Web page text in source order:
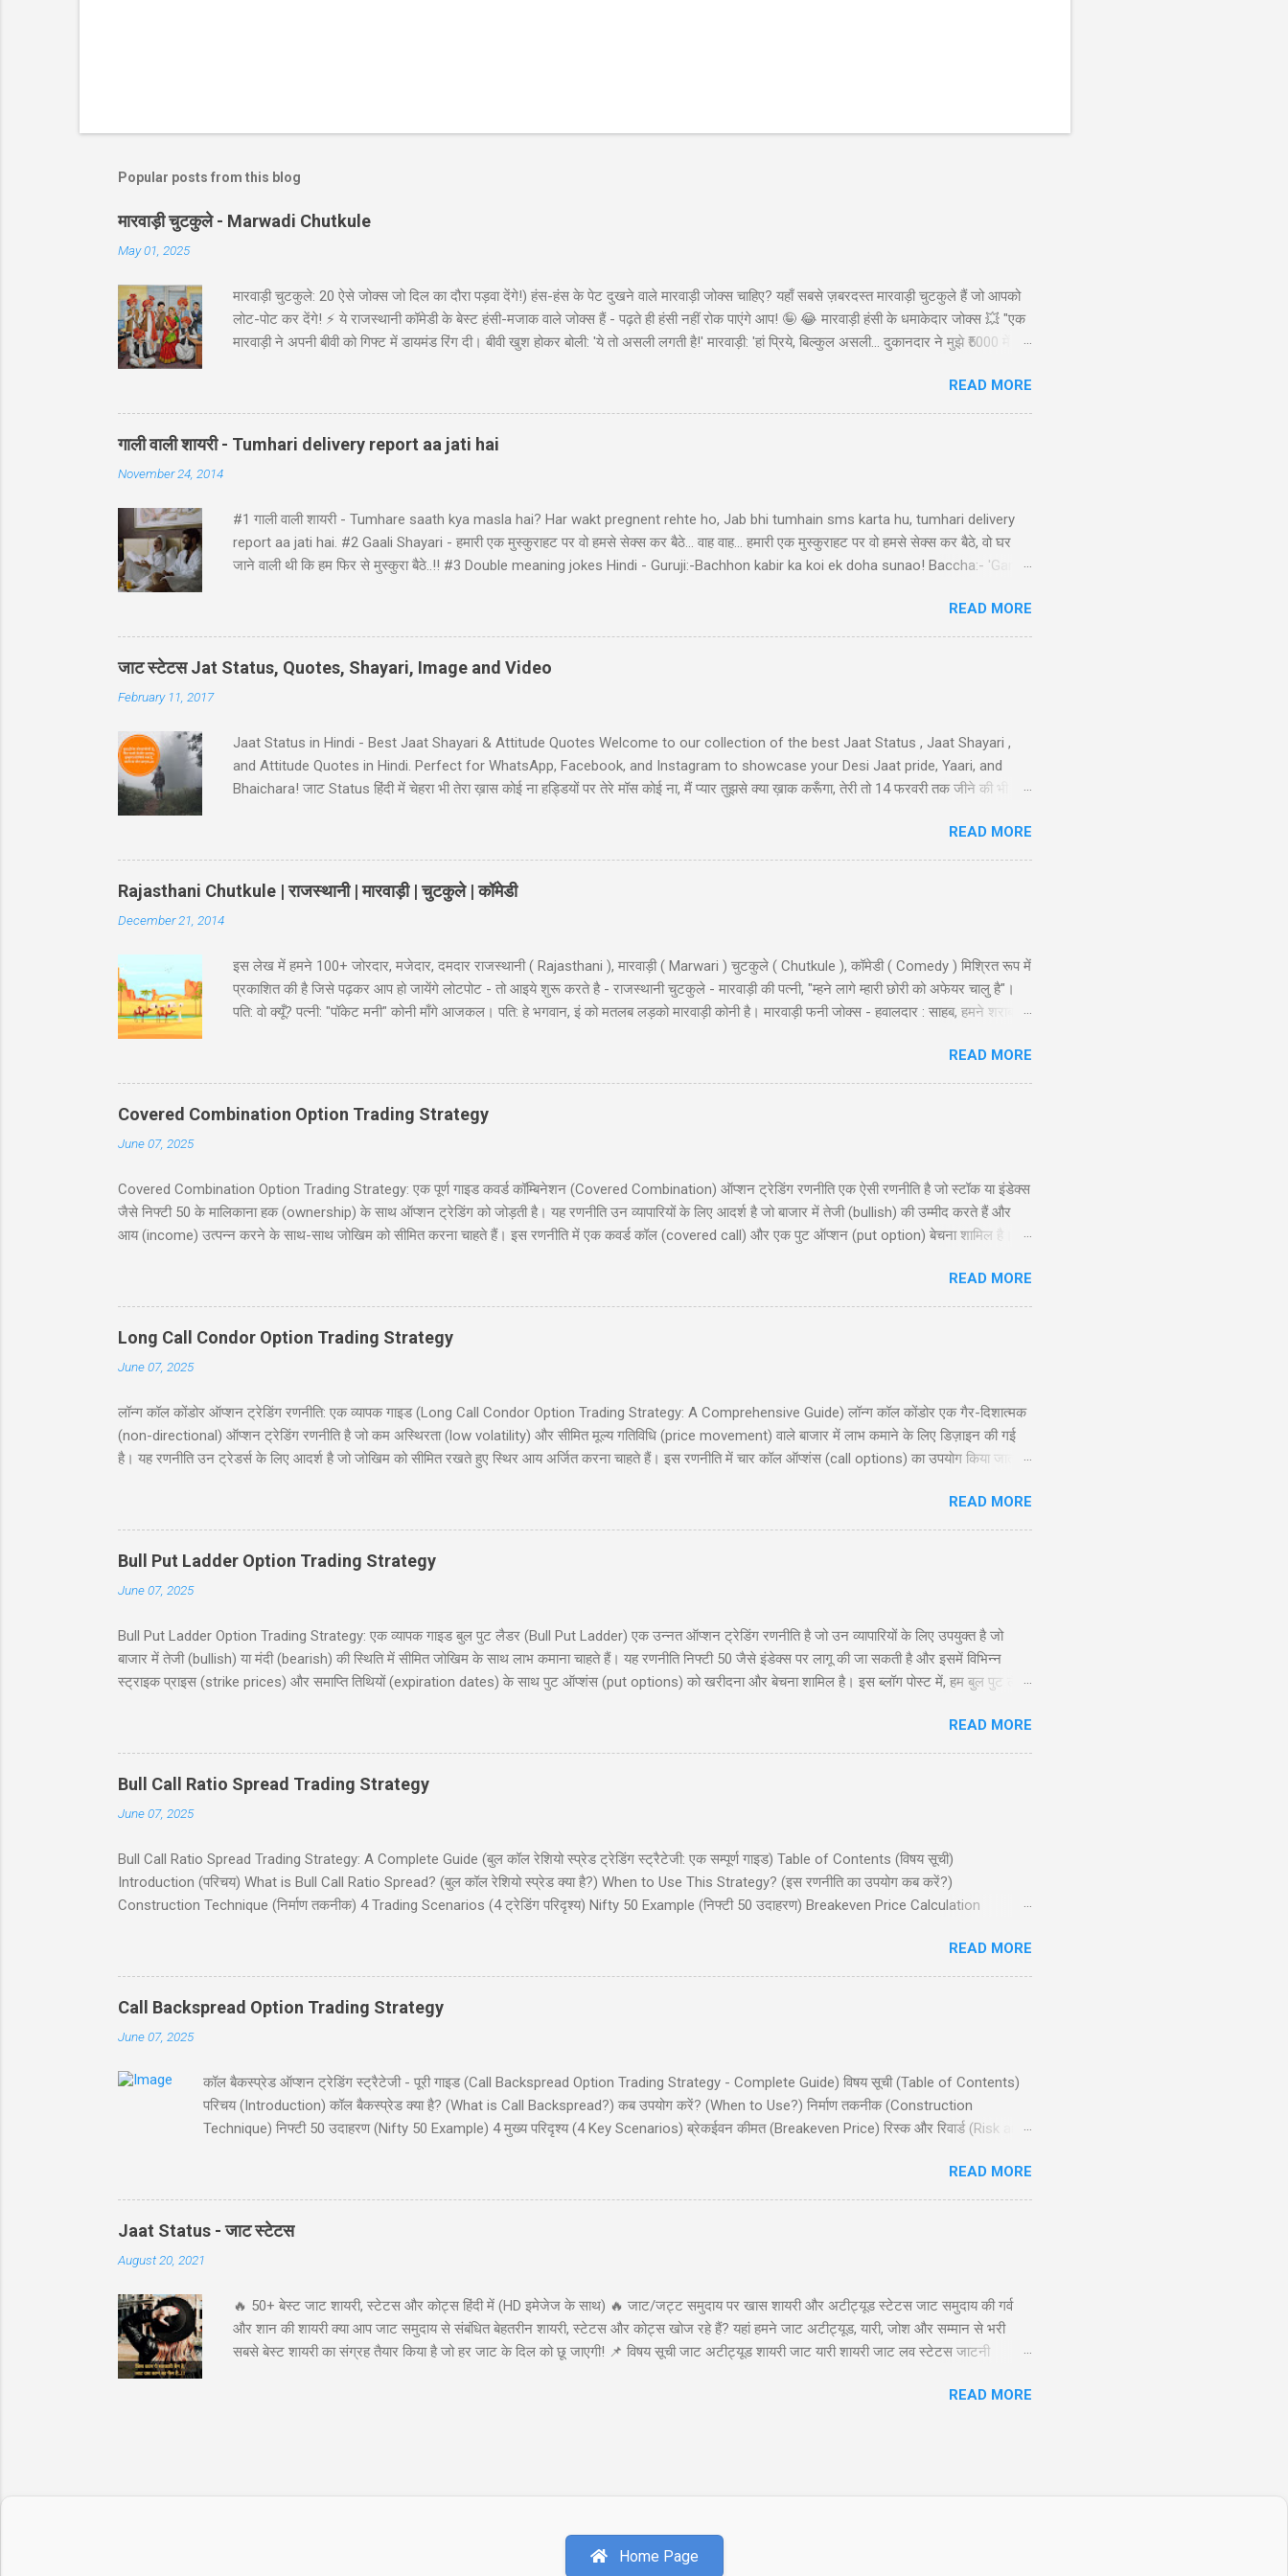
Popular posts from this blog
मारवाड़ी चुटकुले - Marwadi Chutkule
May 01, 2025
मारवाड़ी चुटकुले: 20 ऐसे जोक्स जो दिल का दौरा पड़वा देंगे!) हंस-हंस के पेट दुखने वाले मारवाड़ी जोक्स चाहिए? यहाँ सबसे ज़बरदस्त मारवाड़ी चुटकुले हैं जो आपको
लोट-पोट कर देंगे! ⚡ ये राजस्थानी कॉमेडी के बेस्ट हंसी-मजाक वाले जोक्स हैं - पढ़ते ही हंसी नहीं रोक पाएंगे आप! 🤪 😂 मारवाड़ी हंसी के धमाकेदार जोक्स 💥 "एक
मारवाड़ी ने अपनी बीवी को गिफ्ट में डायमंड रिंग दी। बीवी खुश होकर बोली: 'ये तो असली लगती है!' मारवाड़ी: 'हां प्रिये, बिल्कुल असली... दुकानदार ने मुझे ₹5000 में
गाड़ी ₹5,000 में बेच दी! पापा: पर वो तो ₹50,000 की थी! बेटा: हां पापा, इसीलिए तो ₹10,000 कमाए... ₹45,000 तो मैंने अपने पास रख लिए! 😜" Copy "मारवाड़ी पति ने
पत्नी को ₹5000 दिए और कहा: 'प्रिये, इन पैसों से खुद के लिए कुछ खरीद...
READ MORE
गाली वाली शायरी - Tumhari delivery report aa jati hai
November 24, 2014
#1 गाली वाली शायरी - Tumhare saath kya masla hai? Har wakt pregnent rehte ho, Jab bhi tumhain sms karta hu, tumhari delivery
report aa jati hai. #2 Gaali Shayari - हमारी एक मुस्कुराहट पर वो हमसे सेक्स कर बैठे... वाह वाह... हमारी एक मुस्कुराहट पर वो हमसे सेक्स कर बैठे, वो घर
जाने वाली थी कि हम फिर से मुस्कुरा बैठे..!! #3 Double meaning jokes Hindi - Guruji:-Bachhon kabir ka koi ek doha sunao! Baccha:- 'Ganga
Hindi - Divorse ke baad husband: "bacha mera hai" Wife: wah ji wah! baratan mera,dudh mera thodasa nimbu kya nichod diya,
pura panir tera....chal nikal. #5 Gali Shayari - तुम आरजू तो करो मोहब्बत की, हम इतने भी गरीब नहीं कि... तुम आरजू तो करो मोहब्बत की, हम इतने भी गरीब
नहीं कि… कमरे का जुगाड़ भी ना कर सकें! #6 Gali wali shayari - Ishq k sahare jiya nahi karte, Gum k pyalo ko piya nahi ka...
READ MORE
जाट स्टेटस Jat Status, Quotes, Shayari, Image and Video
February 11, 2017
Jaat Status in Hindi - Best Jaat Shayari & Attitude Quotes Welcome to our collection of the best Jaat Status , Jaat Shayari ,
and Attitude Quotes in Hindi. Perfect for WhatsApp, Facebook, and Instagram to showcase your Desi Jaat pride, Yaari, and
Bhaichara! जाट Status हिंदी में चेहरा भी तेरा ख़ास कोई ना हड्डियों पर तेरे मॉस कोई ना, मैं प्यार तुझसे क्या ख़ाक करूँगा, तेरी तो 14 फरवरी तक जीने की भी
इतना किसी के बाप मेँ दम नही..!! 39-Jaat-Jat-Jatt !! Jaat Fan Status जिन कामा पै सरकारी बैन है, जाट उन कामा का फैन है..!! 40-Jaat-Jat-Jatt !!
Jaat Attitude Status अंदाज़ कुछ अलग सै हम जाटो...
READ MORE
Rajasthani Chutkule | राजस्थानी | मारवाड़ी | चुटकुले | कॉमेडी
December 21, 2014
इस लेख में हमने 100+ जोरदार, मजेदार, दमदार राजस्थानी ( Rajasthani ), मारवाड़ी ( Marwari ) चुटकुले ( Chutkule ), कॉमेडी ( Comedy ) मिश्रित रूप में
प्रकाशित की है जिसे पढ़कर आप हो जायेंगे लोटपोट - तो आइये शुरू करते है - राजस्थानी चुटकुले - मारवाड़ी की पत्नी, "म्हने लागे म्हारी छोरी को अफेयर चालु है"।
पति: वो क्यूँ? पत्नी: "पॉकेट मनी" कोनी माँगे आजकल। पति: हे भगवान, इं को मतलब लड़को मारवाड़ी कोनी है। मारवाड़ी फनी जोक्स - हवालदार : साहब, हमने शराब से
मारवाड़ी चुटकुले जोक्स - धणी- आज सजधज के कठे जा री से? लुगाई- आत्महत्या करणे जा री सुं धणी- तो इत्तो मेकअप क्यूँ करयो है लुगाई- काल अख़बार म्हें म्हारो
फोटू भी तो छपसी राजस्थानी कॉमेडी - स्कूल के निरीक्षण के लिए कुछ अधिकारी दिल्ली से गाँव की छोटी स्कूल में पहुंचे और निरिक्षण शुरू किया । निरीक्षक लड़कों से:
‘सावधान’। कोई हिला तक नहीं। निरीक्षक : ‘विश्राम’। सब वैस...
READ MORE
Covered Combination Option Trading Strategy
June 07, 2025
Covered Combination Option Trading Strategy: एक पूर्ण गाइड कवर्ड कॉम्बिनेशन (Covered Combination) ऑप्शन ट्रेडिंग रणनीति एक ऐसी रणनीति है जो स्टॉक या इंडेक्स
जैसे निफ्टी 50 के मालिकाना हक (ownership) के साथ ऑप्शन ट्रेडिंग को जोड़ती है। यह रणनीति उन व्यापारियों के लिए आदर्श है जो बाजार में तेजी (bullish) की उम्मीद करते हैं और
आय (income) उत्पन्न करने के साथ-साथ जोखिम को सीमित करना चाहते हैं। इस रणनीति में एक कवर्ड कॉल (covered call) और एक पुट ऑप्शन (put option) बेचना शामिल है।
सावधानियां शामिल हैं। यह पोस्ट नये और अनुभवी व्यापारियों के लिए उपयोगी होगी, जो सूचित निर्णय लेना चाहते हैं। हमारा उद्देश्य आपको इस रणनीति को समझने और इसे प्रभावी ढंग से लागू
करने में मदद करना है। सामग्री (Table of Contents) 1. परिचय (Introduction) 2. कवर्ड कॉम्बिनेशन क्या है? (What is Covered Combination?) ...
READ MORE
Long Call Condor Option Trading Strategy
June 07, 2025
लॉन्ग कॉल कोंडोर ऑप्शन ट्रेडिंग रणनीति: एक व्यापक गाइड (Long Call Condor Option Trading Strategy: A Comprehensive Guide) लॉन्ग कॉल कोंडोर एक गैर-दिशात्मक
(non-directional) ऑप्शन ट्रेडिंग रणनीति है जो कम अस्थिरता (low volatility) और सीमित मूल्य गतिविधि (price movement) वाले बाजार में लाभ कमाने के लिए डिज़ाइन की गई
है। यह रणनीति उन ट्रेडर्स के लिए आदर्श है जो जोखिम को सीमित रखते हुए स्थिर आय अर्जित करना चाहते हैं। इस रणनीति में चार कॉल ऑप्शंस (call options) का उपयोग किया जाता है,
देगी, जिसमें निफ्टी 50 इंडेक्स (Nifty 50 Index) का उदाहरण, रणनीति के चार परिदृश्य (scenarios), प्रवेश और निकास की योजना (entry and exit planning), जोखिम और लाभ
(risk and reward), और बहुत कुछ शामिल है। चाहे आप नौसिखिया हों या अनुभवी ट्रेडर, यह गाइड आपको इस रणनीति को समझने और लागू करने में मदद करेगी। ...
READ MORE
Bull Put Ladder Option Trading Strategy
June 07, 2025
Bull Put Ladder Option Trading Strategy: एक व्यापक गाइड बुल पुट लैडर (Bull Put Ladder) एक उन्नत ऑप्शन ट्रेडिंग रणनीति है जो उन व्यापारियों के लिए उपयुक्त है जो
बाजार में तेजी (bullish) या मंदी (bearish) की स्थिति में सीमित जोखिम के साथ लाभ कमाना चाहते हैं। यह रणनीति निफ्टी 50 जैसे इंडेक्स पर लागू की जा सकती है और इसमें विभिन्न
स्ट्राइक प्राइस (strike prices) और समाप्ति तिथियों (expiration dates) के साथ पुट ऑप्शंस (put options) को खरीदना और बेचना शामिल है। इस ब्लॉग पोस्ट में, हम बुल पुट लैडर
उपयोगी होगी, जो निफ्टी 50 इंडेक्स पर ट्रेडिंग में रुचि रखते हैं। हमारा उद्देश्य आपको इस रणनीति को समझने और लागू करने में मदद करना है ताकि आप सूचित निर्णय ले सकें। सामग्री
(Table of Contents) 1. परिचय (Introduction) 2. बुल पुट लैडर क्या है? (What is Bull Put Ladder?) 3. रणनीति का निर...
READ MORE
Bull Call Ratio Spread Trading Strategy
June 07, 2025
Bull Call Ratio Spread Trading Strategy: A Complete Guide (बुल कॉल रेशियो स्प्रेड ट्रेडिंग स्ट्रैटेजी: एक सम्पूर्ण गाइड) Table of Contents (विषय सूची)
Introduction (परिचय) What is Bull Call Ratio Spread? (बुल कॉल रेशियो स्प्रेड क्या है?) When to Use This Strategy? (इस रणनीति का उपयोग कब करें?)
Construction Technique (निर्माण तकनीक) 4 Trading Scenarios (4 ट्रेडिंग परिदृश्य) Nifty 50 Example (निफ्टी 50 उदाहरण) Breakeven Price Calculation
(निष्कर्ष) Disclaimer (अस्वीकरण) Introduction (परिचय) बुल कॉल रेशियो स्प्रेड (Bull Call Ratio Spread) एक उन्नत ऑप्शन ट्रेडिंग रणनीति है जो मध्यम बुलिश (bullish) मार्केट
व्यू (view) वाले ट्रेडर्स के लिए आदर्श है। यह रणनीति दो कॉल ऑप्शन खरीदने और एक कॉल ऑप्शन बेचने का संयोजन है, ...
READ MORE
Call Backspread Option Trading Strategy
June 07, 2025
कॉल बैकस्प्रेड ऑप्शन ट्रेडिंग स्ट्रैटेजी - पूरी गाइड (Call Backspread Option Trading Strategy - Complete Guide) विषय सूची (Table of Contents)
परिचय (Introduction) कॉल बैकस्प्रेड क्या है? (What is Call Backspread?) कब उपयोग करें? (When to Use?) निर्माण तकनीक (Construction
Technique) निफ्टी 50 उदाहरण (Nifty 50 Example) 4 मुख्य परिदृश्य (4 Key Scenarios) ब्रेकईवन कीमत (Breakeven Price) रिस्क और रिवार्ड (Risk and
परिचय (Introduction) कॉल बैकस्प्रेड (Call Backspread) एक उन्नत ऑप्शन ट्रेडिंग स्ट्रैटेजी है जो तेजी (bullish) के दृष्टिकोण वाले ट्रेडर्स के लिए उपयुक्त है,
विशेष रूप से जब आपको बाजार में बड़ी उछाल (big move) की संभावना दिखाई देती है। यह स्ट्रैटेजी कम लागत पर असीमित लाभ (unlimited profit potential) की
संभावना प्रद...
READ MORE
Jaat Status - जाट स्टेटस
August 20, 2021
🔥 50+ बेस्ट जाट शायरी, स्टेटस और कोट्स हिंदी में (HD इमेजेज के साथ) 🔥 जाट/जट्ट समुदाय पर खास शायरी और अटीट्यूड स्टेटस जाट समुदाय की गर्व
और शान की शायरी क्या आप जाट समुदाय से संबंधित बेहतरीन शायरी, स्टेटस और कोट्स खोज रहे हैं? यहां हमने जाट अटीट्यूड, यारी, जोश और सम्मान से भरी
सबसे बेस्ट शायरी का संग्रह तैयार किया है जो हर जाट के दिल को छू जाएगी! 📌 विषय सूची जाट अटीट्यूड शायरी जाट यारी शायरी जाट लव स्टेटस जाटनी
के लिये तुफान है जाट, तभी तो दुनिया कहती है बाप रे खतरनाक है जाट..!!" इस शायरी को शेयर करें: WhatsApp Facebook Twitter 2. जाट अटीट्यूड स्टेटस
READ MORE
Home Page